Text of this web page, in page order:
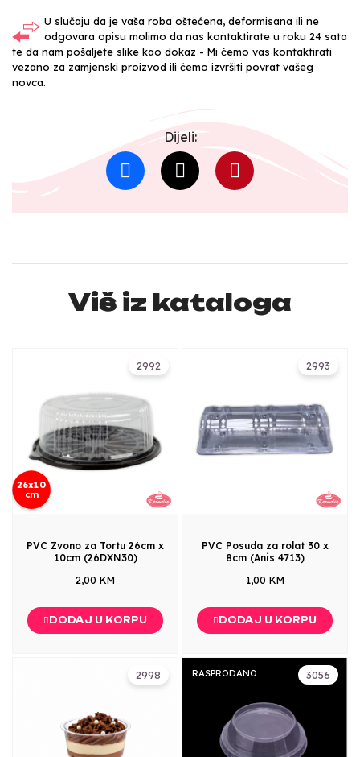
U slučaju da je vaša roba oštećena, deformisana ili ne
odgovara opisu molimo da nas kontaktirate u roku 24 sata
te da nam pošaljete slike kao dokaz - Mi ćemo vas kontaktirati
vezano za zamjenski proizvod ili ćemo izvršiti povrat vašeg
novca.
Dijeli:
Više iz kataloga
2992
26x10
cm
PVC Zvono za Tortu 26cm x
10cm (26DXN30)
2,00 KM
DODAJ U KORPU
2993
PVC Posuda za rolat 30 x
8cm (Anis 4713)
1,00 KM
DODAJ U KORPU
2998 3056
RASPRODANO